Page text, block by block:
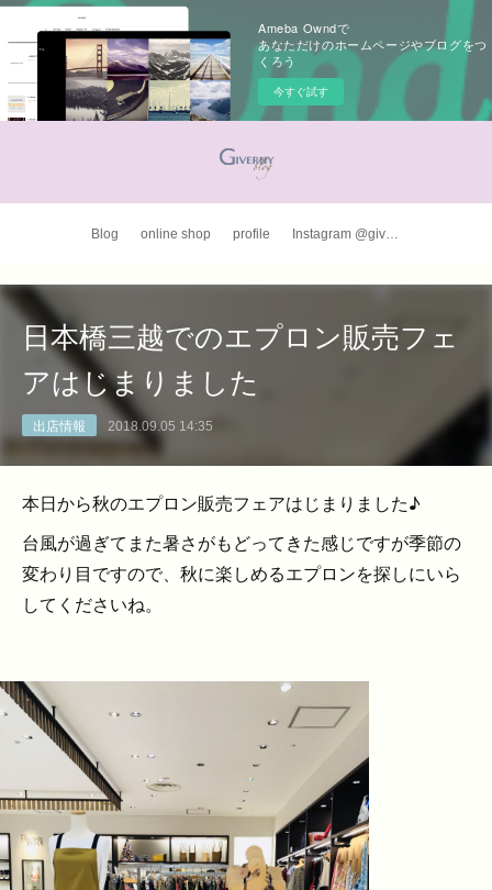
Ameba Owndで
あなただけのホームページやブログをつ
くろう
今すぐ試す
Blog online shop profile Instagram @giverny_apron
日本橋三越でのエプロン販売フェ
アはじまりました
出店情報 2018.09.05 14:35
本日から秋のエプロン販売フェアはじまりました♪
台風が過ぎてまた暑さがもどってきた感じですが季節の
変わり目ですので、秋に楽しめるエプロンを探しにいら
してくださいね。